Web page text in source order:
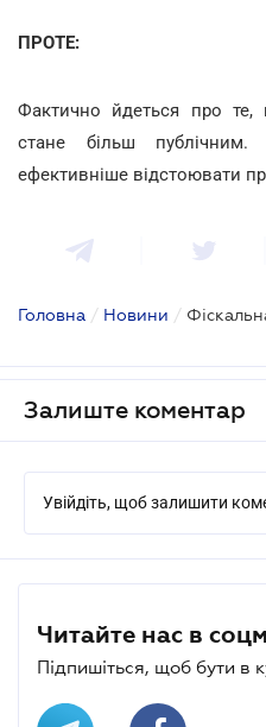
ПРОТЕ:
Фактично йдеться про те,
стане більш
ефективніше відстоювати
Головна / Новини /
Залиште коментар
Увійдіть, щоб залишити
Читайте нас в
Підпишіться, щоб бути в